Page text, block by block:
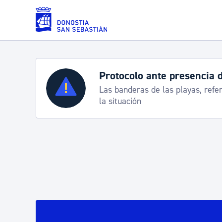
Saltar al contenido principal
Servicios
Padrón y asuntos personales
Semana Grande 2026:
8-15 agosto